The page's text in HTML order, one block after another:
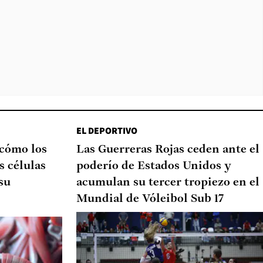
los
células
EL DEPORTIVO
Las Guerreras Rojas ceden ante el
poderío de Estados Unidos y
acumulan su tercer tropiezo en el
Mundial de Vóleibol Sub 17